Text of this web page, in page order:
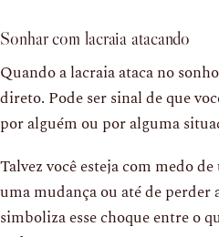
Sonhar com lacraia atacando
Quando a lacraia ataca no
direto. Pode ser sinal de que
por alguém ou por alguma
Talvez você esteja com medo
uma mudança ou até de
simboliza esse choque entre o